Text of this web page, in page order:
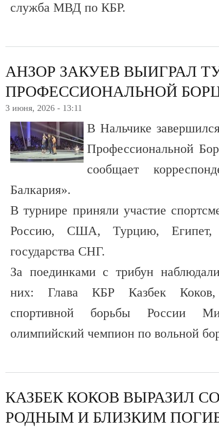
служба МВД по КБР.
АНЗОР ЗАКУЕВ ВЫИГРАЛ
ПРОФЕССИОНАЛЬНОЙ
3 июня, 2026 - 13:11
В Нальчике
Профессиональной
сообщает
Балкария».
В турнире приняли участие
Россию, США, Турцию,
государства СНГ.
За поединками с трибун
них: Глава КБР Казбек Коков,
спортивной борьбы России
олимпийский чемпион по вольной
КАЗБЕК КОКОВ ВЫРАЗИЛ
РОДНЫМ И БЛИЗКИМ